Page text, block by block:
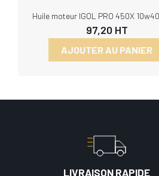
97,20HT
AJOUTER AU PANIER
LIVRAISON RAPIDE